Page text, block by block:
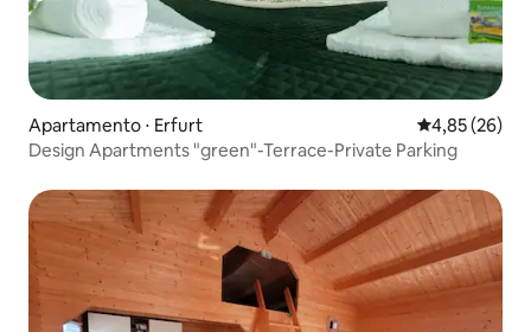
Apartamento ⋅ Erfurt 4,85 de uma
4,85 (26)
Design Apartments "green"-Terrace-Private Parking